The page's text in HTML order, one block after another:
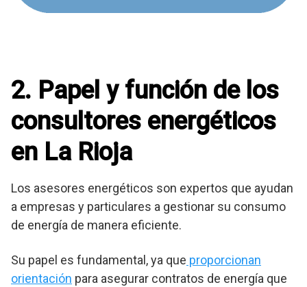
2. Papel y función de los
consultores energéticos
en La Rioja
Los asesores energéticos son expertos que ayudan
a empresas y particulares a gestionar su consumo
de energía de manera eficiente.
Su papel es fundamental, ya que proporcionan
orientación para asegurar contratos de energía que